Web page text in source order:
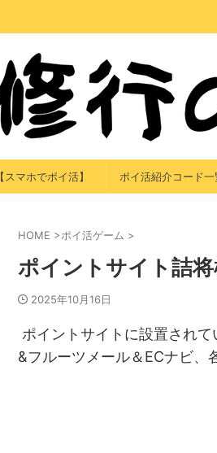
【スマホでポイ活】 ポイ活紹介コード一
HOME >ポイ活ゲーム >
ポイントサイト詰
2025年10月16日
ポイントサイトに設置され
&フルーツメール＆ECナビ、